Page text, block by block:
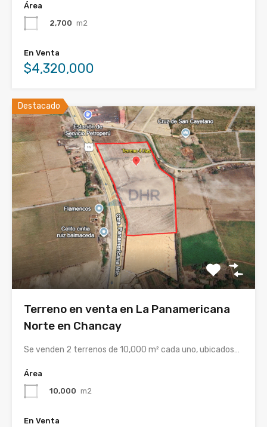
Área
2,700 m2
En Venta
$4,320,000
Destacado
Terreno en venta en La Panamericana
Norte en Chancay
Se venden 2 terrenos de 10,000 m² cada uno, ubicados…
Área
10,000 m2
En Venta